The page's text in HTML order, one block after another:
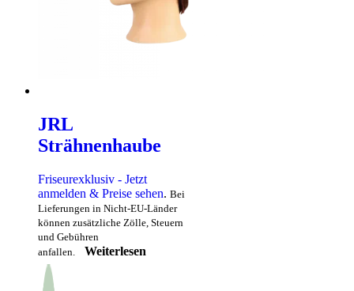
JRL
Strähnenhaube
Friseurexklusiv - Jetzt
anmelden & Preise sehen. Bei
Lieferungen in Nicht-EU-Länder
können zusätzliche Zölle, Steuern
und Gebühren
anfallen.
Weiterlesen